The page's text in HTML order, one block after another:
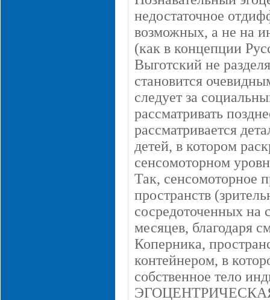
недостаточное
возможных, а не на
(как в концепции
Выготский не
становится
следует за
рассматривать
рассматривается
детей, в котором
сенсомоторном
Так, сенсомоторное
пространств
сосредоточенных на
месяцев, благодаря
Коперника,
контейнером, в
собственное тело